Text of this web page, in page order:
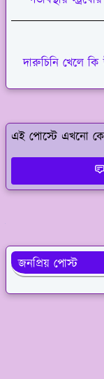
দারুচিনি খেলে
এই পোস্টে এখনো
জনপ্রিয় পোস্ট